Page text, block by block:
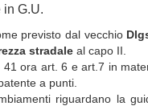
G.U.
previsto dal vecchio
stradale al capo II.
ora art. 6 e art.7 in
a punti.
riguardano la